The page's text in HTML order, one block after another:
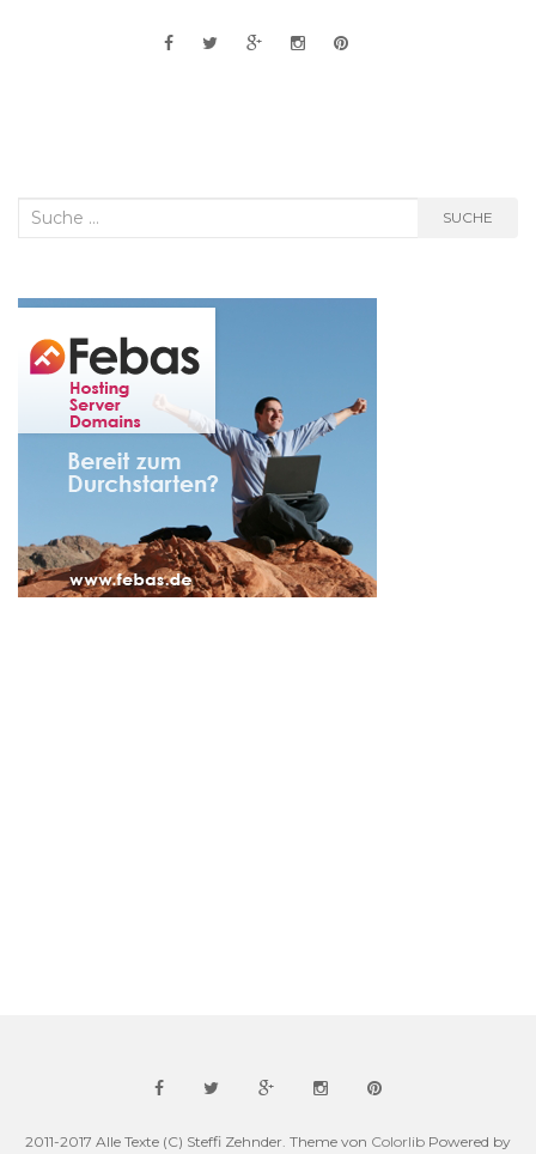
Suche
SUCHE
2011-2017 Alle Texte (C) Steffi Zehnder. Theme von Colorlib Powered by